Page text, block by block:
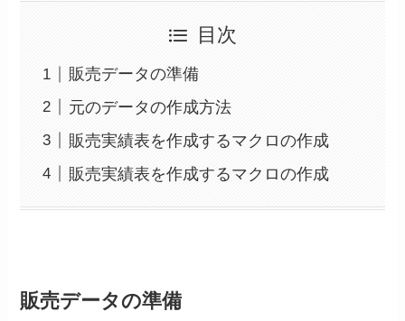
目次
販売データの準備
元のデータの作成方法
販売実績表を作成するマクロの作成
販売実績表を作成するマクロの作成
販売データの準備